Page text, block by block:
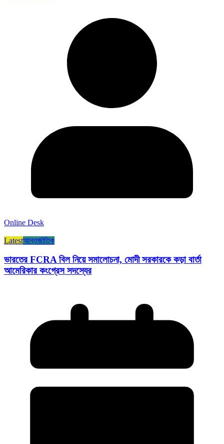
Online Desk
Latestআন্তর্জাতিক
ভারতের FCRA বিল নিয়ে সমালোচনা, মোদী সরকারকে কড়া বার্তা
আমেরিকার কংগ্রেস সদস্যের